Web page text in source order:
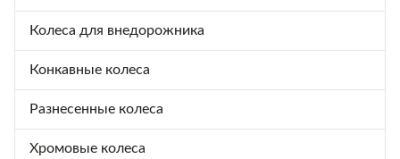
Колеса для внедорожника
Конкавные колеса
Разнесенные колеса
Хромовые колеса